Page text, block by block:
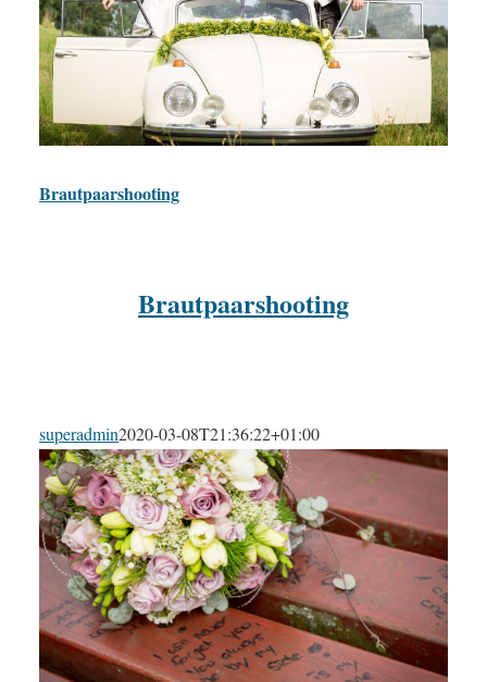
Brautpaarshooting
Brautpaarshooting
superadmin2020-03-08T21:36:22+01:00